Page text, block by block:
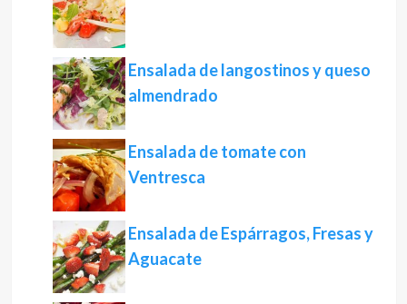
Ensalada de langostinos y queso
almendrado
Ensalada de tomate con
Ventresca
Ensalada de Espárragos, Fresas y
Aguacate